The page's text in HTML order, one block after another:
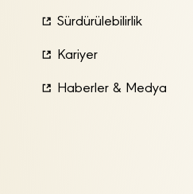
Sürdürülebilirlik
Kariyer
Haberler & Medya